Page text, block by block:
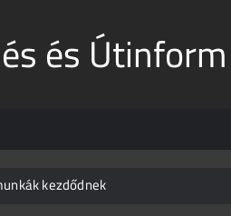
és Útinform
kezdődnek